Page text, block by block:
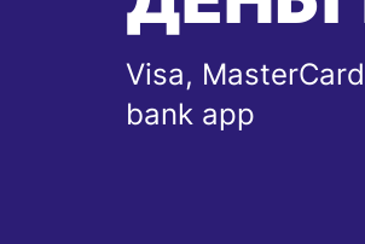
Visa,
bank app